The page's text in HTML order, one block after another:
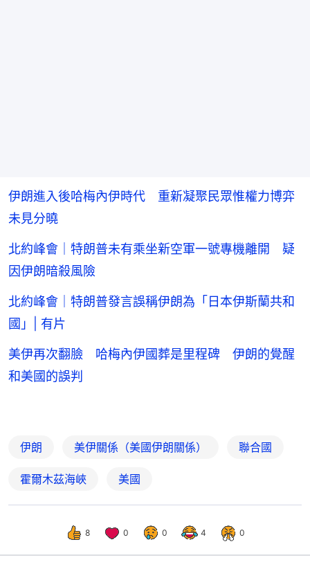
伊朗進入後哈梅內伊時代 重新凝聚民眾惟權力博弈
未見分曉
北約峰會｜特朗普未有乘坐新空軍一號專機離開 疑
因伊朗暗殺風險
北約峰會｜特朗普發言誤稱伊朗為「日本伊斯蘭共和
國」| 有片
美伊再次翻臉 哈梅內伊國葬是里程碑 伊朗的覺醒
和美國的誤判
伊朗 美伊關係（美國伊朗關係） 聯合國
霍爾木茲海峽 美國
8 0 0 4 0